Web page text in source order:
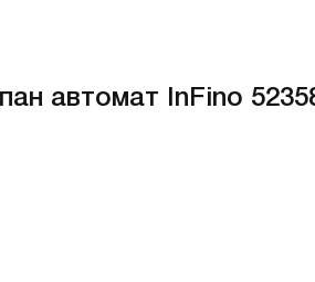
автомат InFino